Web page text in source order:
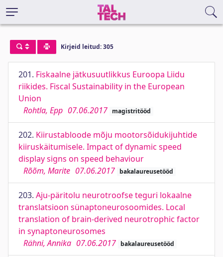
Kirjeid leitud: 305
201. Fiskaalne jätkusuutlikkus Euroopa Liidu
riikides. Fiscal Sustainability in the European
Union
Rohtla, Epp 07.06.2017 magistritööd
202. Kiirustabloode mõju mootorsõidukijuhtide
kiiruskäitumisele. Impact of dynamic speed
display signs on speed behaviour
Rõõm, Marite 07.06.2017 bakalaureusetööd
203. Aju-päritolu neurotroofse teguri lokaalne
translatsioon sünaptoneurosoomides. Local
translation of brain-derived neurotrophic factor
in synaptoneurosomes
Rähni, Annika 07.06.2017 bakalaureusetööd